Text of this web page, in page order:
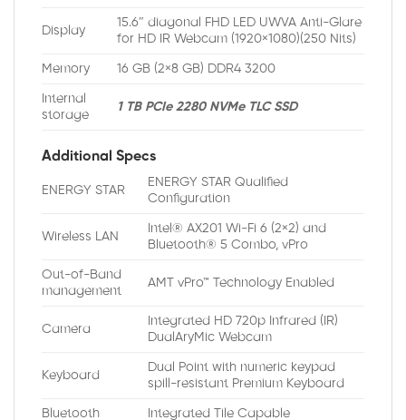
Display
15.6″ diagonal FHD LED UWVA Anti-Glare
for HD IR Webcam (1920×1080)(250 Nits)
Memory 16 GB (2×8 GB) DDR4 3200
Internal
storage
1 TB PCIe 2280 NVMe TLC SSD
Additional Specs
ENERGY STAR
ENERGY STAR Qualified
Configuration
Wireless LAN
Intel® AX201 Wi-Fi 6 (2×2) and
Bluetooth® 5 Combo, vPro
Out-of-Band
management
AMT vPro™ Technology Enabled
Camera
Integrated HD 720p Infrared (IR)
DualAryMic Webcam
Keyboard
Dual Point with numeric keypad
spill-resistant Premium Keyboard
Bluetooth Integrated Tile Capable